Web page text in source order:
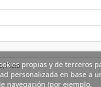
Plata propias y de terceros
personalizada en base a
navegación (por ejemplo,